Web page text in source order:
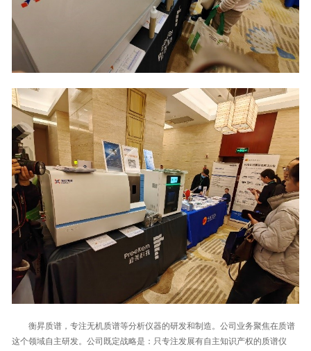
衡昇质谱，专注无机质谱等分析仪器的研发和制造。公司业务聚焦在质谱
这个领域自主研发。公司既定战略是：只专注发展有自主知识产权的质谱仪